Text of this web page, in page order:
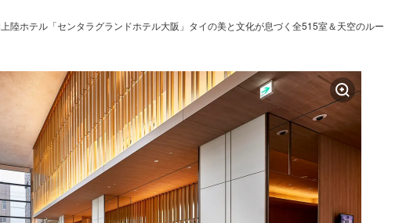
陸ホテル「センタラグランドホテル大阪」タイの美と⽂化が息づく全515室＆天空のルー